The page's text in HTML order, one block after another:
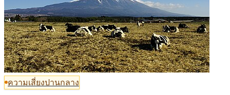
ความเสี่ยงปานกลาง